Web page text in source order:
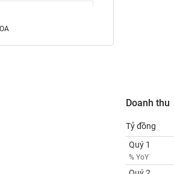
Doanh thu
Tỷ đồng
Quý 1
% YoY